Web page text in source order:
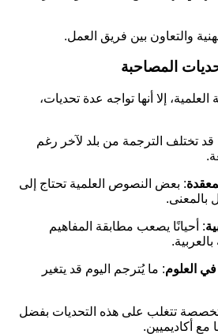
والتعاون بين فريق العمل.
المصاحبة
إلا أنها تواجه عدة تحديات،
قد تختلف الترجمة من بلد لآخر رغم
: بعض النصوص العلمية تحتاج إلى
بالمعنى.
: أحيانًا يصعب مطابقة المفاهيم
في العلوم: ما يُترجم اليوم قد يتغير
تتغلب على هذه التحديات بفضل
مع أكاديميين.